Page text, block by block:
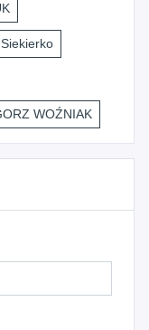
WOŹNIAK